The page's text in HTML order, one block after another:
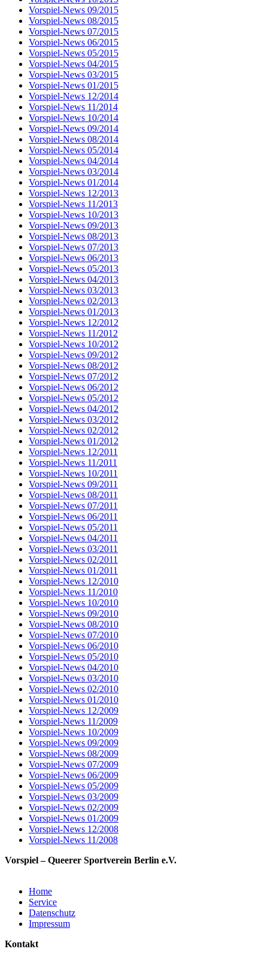
Vorspiel-News 09/2015
Vorspiel-News 08/2015
Vorspiel-News 07/2015
Vorspiel-News 06/2015
Vorspiel-News 05/2015
Vorspiel-News 04/2015
Vorspiel-News 03/2015
Vorspiel-News 01/2015
Vorspiel-News 12/2014
Vorspiel-News 11/2014
Vorspiel-News 10/2014
Vorspiel-News 09/2014
Vorspiel-News 08/2014
Vorspiel-News 05/2014
Vorspiel-News 04/2014
Vorspiel-News 03/2014
Vorspiel-News 01/2014
Vorspiel-News 12/2013
Vorspiel-News 11/2013
Vorspiel-News 10/2013
Vorspiel-News 09/2013
Vorspiel-News 08/2013
Vorspiel-News 07/2013
Vorspiel-News 06/2013
Vorspiel-News 05/2013
Vorspiel-News 04/2013
Vorspiel-News 03/2013
Vorspiel-News 02/2013
Vorspiel-News 01/2013
Vorspiel-News 12/2012
Vorspiel-News 11/2012
Vorspiel-News 10/2012
Vorspiel-News 09/2012
Vorspiel-News 08/2012
Vorspiel-News 07/2012
Vorspiel-News 06/2012
Vorspiel-News 05/2012
Vorspiel-News 04/2012
Vorspiel-News 03/2012
Vorspiel-News 02/2012
Vorspiel-News 01/2012
Vorspiel-News 12/2011
Vorspiel-News 11/2011
Vorspiel-News 10/2011
Vorspiel-News 09/2011
Vorspiel-News 08/2011
Vorspiel-News 07/2011
Vorspiel-News 06/2011
Vorspiel-News 05/2011
Vorspiel-News 04/2011
Vorspiel-News 03/2011
Vorspiel-News 02/2011
Vorspiel-News 01/2011
Vorspiel-News 12/2010
Vorspiel-News 11/2010
Vorspiel-News 10/2010
Vorspiel-News 09/2010
Vorspiel-News 08/2010
Vorspiel-News 07/2010
Vorspiel-News 06/2010
Vorspiel-News 05/2010
Vorspiel-News 04/2010
Vorspiel-News 03/2010
Vorspiel-News 02/2010
Vorspiel-News 01/2010
Vorspiel-News 12/2009
Vorspiel-News 11/2009
Vorspiel-News 10/2009
Vorspiel-News 09/2009
Vorspiel-News 08/2009
Vorspiel-News 07/2009
Vorspiel-News 06/2009
Vorspiel-News 05/2009
Vorspiel-News 03/2009
Vorspiel-News 02/2009
Vorspiel-News 01/2009
Vorspiel-News 12/2008
Vorspiel-News 11/2008
Vorspiel – Queerer Sportverein Berlin e.V.
Home
Service
Datenschutz
Impressum
Kontakt